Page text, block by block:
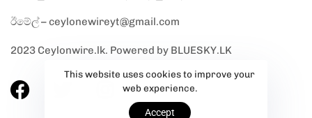
ඊමේල් – ceylonewireyt@gmail.com
2023 Ceylonwire.lk. Powered by BLUESKY.LK
This website uses cookies to improve your
web experience.
Accept